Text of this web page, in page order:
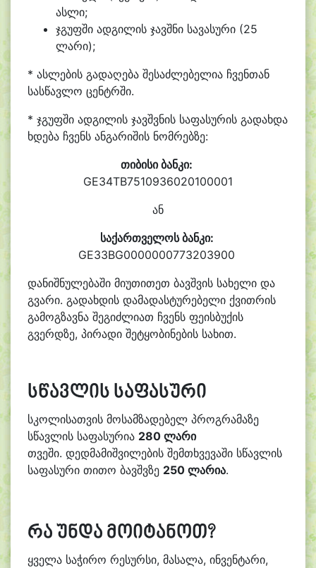
ასლი;
ჯგუფში ადგილის ჯავშნი სავასური (25
ლარი);
* ასლების გადაღება შესაძლებელია ჩვენთან
სასწავლო ცენტრში.
* ჯგუფში ადგილის ჯავშვნის საფასურის გადახდა
ხდება ჩვენს ანგარიშის ნომრებზე:
თიბისი ბანკი:
GE34TB7510936020100001
ან
საქართველოს ბანკი:
GE33BG0000000773203900
დანიშნულებაში მიუთითეთ ბავშვის სახელი და
გვარი. გადახდის დამადასტურებელი ქვითრის
გამოგზავნა შეგიძლიათ ჩვენს ფეისბუქის
გვერდზე, პირადი შეტყობინების სახით.
სწავლის საფასური
სკოლისათვის მოსამზადებელ პროგრამაზე
სწავლის საფასურია 280 ლარი
თვეში. დედმამიშვილების შემთხვევაში სწავლის
საფასური თითო ბავშვზე 250 ლარია.
რა უნდა მოიტანოთ?
ყველა საჭირო რესურსი, მასალა, ინვენტარი,